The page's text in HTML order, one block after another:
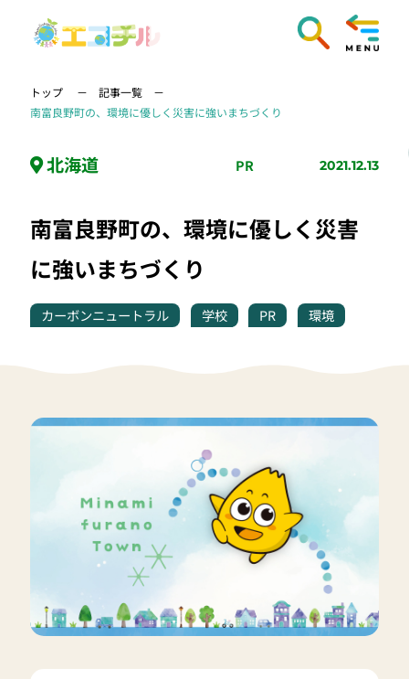
トップ
記事一覧
南富良野町の、環境に優しく災害に強いまちづくり
北海道 PR 2021.12.13
南富良野町の、環境に優しく災害
に強いまちづくり
カーボンニュートラル 学校 PR 環境